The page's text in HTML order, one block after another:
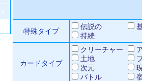
特殊タイプ
伝説の
持続
カードタイプ
クリーチャー
土地
次元
バトル